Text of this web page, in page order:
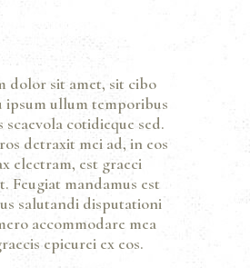
dolor sit amet, sit cibo
ipsum ullum temporibus
cotidieque sed.
detraxit mei ad, in eos
electram, est graeci
Feugiat mandamus est
salutandi disputationi
accommodare mea
epicurei ex eos.